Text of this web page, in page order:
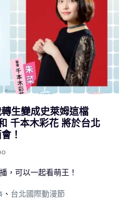
生變成史萊姆這檔
千本木彩花 將於台北
！
，可以一起看萌王！
、 台北國際動漫節